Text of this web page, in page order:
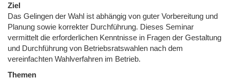
Ziel
Das Gelingen der Wahl ist abhängig von guter Vorbereitung und
Planung sowie korrekter Durchführung. Dieses Seminar
vermittelt die erforderlichen Kenntnisse in Fragen der Gestaltung
und Durchführung von Betriebsratswahlen nach dem
vereinfachten Wahlverfahren im Betrieb.
Themen